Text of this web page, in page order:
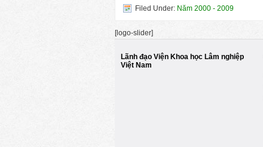
Filed Under: Năm 2000 - 2009
[logo-slider]
Lãnh đạo Viện Khoa học Lâm nghiệp
Việt Nam